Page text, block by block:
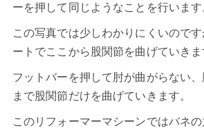
ーを押して同じようなことを行います
この写真では少しわかりにくいので
ートでここから股関節を曲げていき
フットバーを押して肘が曲がらない
まで股関節だけを曲げていきます。
このリフォーマーマシーンではバネ